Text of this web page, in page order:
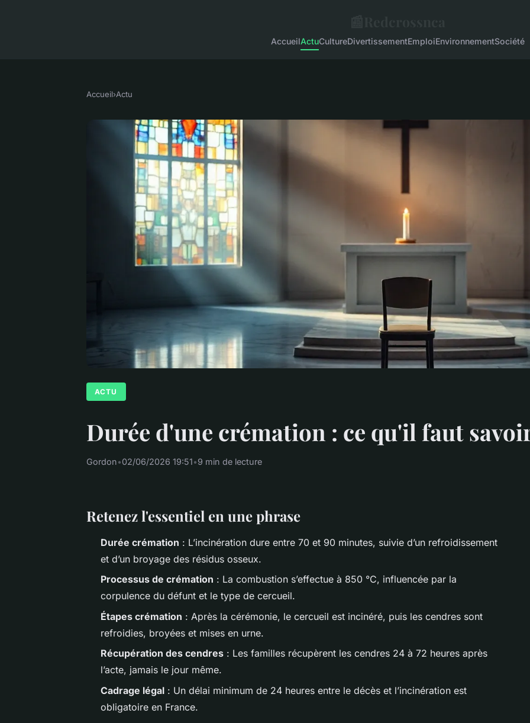
AccueilActuCultureDivertissementEmploiEnvironnementSociété
Accueil›Actu
ACTU
Durée d'une crémation : ce qu'il faut
Gordon•02/06/2026 19:51•9 min de lecture
Retenez l'essentiel en une phrase
Durée crémation : L’incinération dure entre 70 et 90 minutes, suivie d’un refroidissement
et d’un broyage des résidus osseux.
Processus de crémation : La combustion s’effectue à 850 °C, influencée par la
corpulence du défunt et le type de cercueil.
Étapes crémation : Après la cérémonie, le cercueil est incinéré, puis les cendres sont
refroidies, broyées et mises en urne.
Récupération des cendres : Les familles récupèrent les cendres 24 à 72 heures après
l’acte, jamais le jour même.
Cadrage légal : Un délai minimum de 24 heures entre le décès et l’incinération est
obligatoire en France.